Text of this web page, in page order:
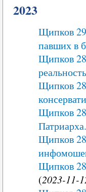
2023
Щипков
павших в
Щипков
Щипков
Щипков
Щипков
Щипков
(2023-11-